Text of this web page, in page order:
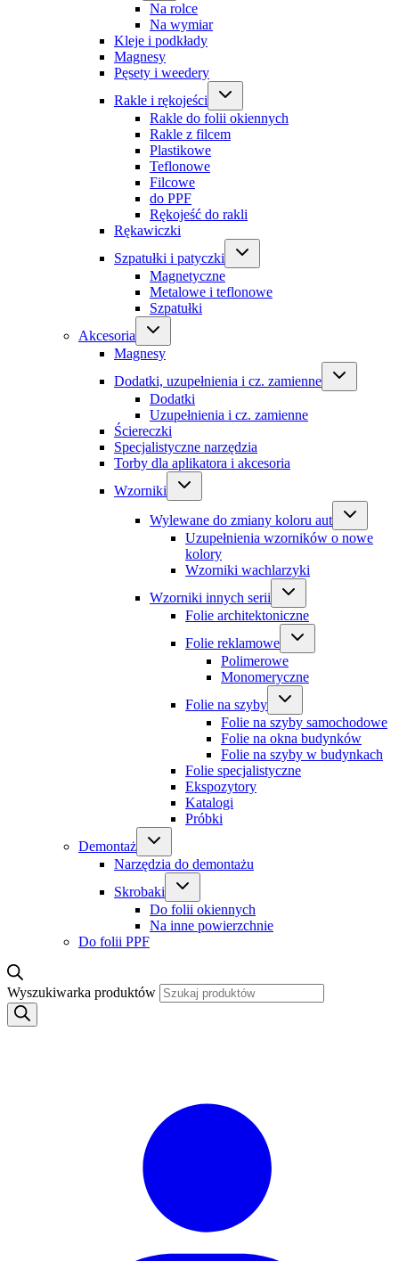
Na rolce
Na wymiar
Kleje i podkłady
Magnesy
Pęsety i weedery
Rakle i rękojeści
Rakle do folii okiennych
Rakle z filcem
Plastikowe
Teflonowe
Filcowe
do PPF
Rękojeść do rakli
Rękawiczki
Szpatułki i patyczki
Magnetyczne
Metalowe i teflonowe
Szpatułki
Akcesoria
Magnesy
Dodatki, uzupełnienia i cz. zamienne
Dodatki
Uzupełnienia i cz. zamienne
Ściereczki
Specjalistyczne narzędzia
Torby dla aplikatora i akcesoria
Wzorniki
Wylewane do zmiany koloru aut
Uzupełnienia wzorników o nowe
kolory
Wzorniki wachlarzyki
Wzorniki innych serii
Folie architektoniczne
Folie reklamowe
Polimerowe
Monomeryczne
Folie na szyby
Folie na szyby samochodowe
Folie na okna budynków
Folie na szyby w budynkach
Folie specjalistyczne
Ekspozytory
Katalogi
Próbki
Demontaż
Narzędzia do demontażu
Skrobaki
Do folii okiennych
Na inne powierzchnie
Do folii PPF
Wyszukiwarka produktów